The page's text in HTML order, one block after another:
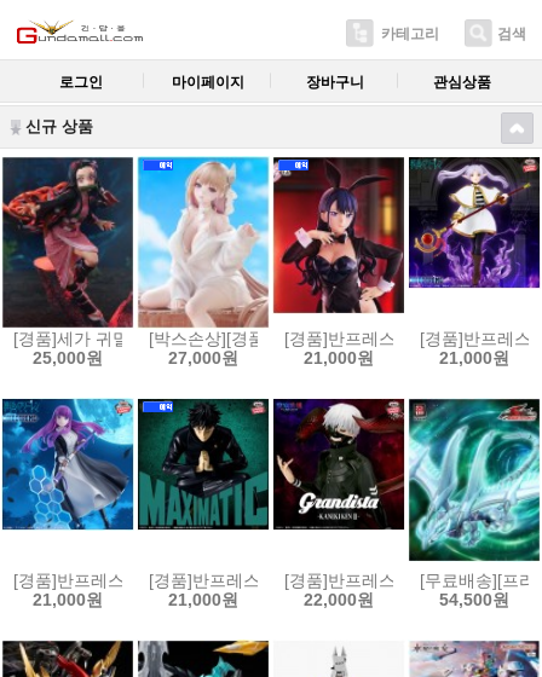
카테고리 검색
로그인 마이페이지 장바구니 관심상품
신규 상품
[경품]세가 귀멸의 칼날 Xross Link 피규어 카마도 네즈코
25,000원
[박스손상][경품]후류 누들스토퍼 승리의 여신 니케
27,000원
[경품]반프레스토 그 비스크 돌은
21,000원
[경품]반프레스
21,000원
[경품]반프레스토 장송의 프리렌 EFFECTREME 페른
21,000원
[경품]반프레스토 주술회전 MAXIMATIC 피규어 후
21,000원
[경품]반프레스토 그란디스타 도
22,000원
[무료배송][프라
54,500원